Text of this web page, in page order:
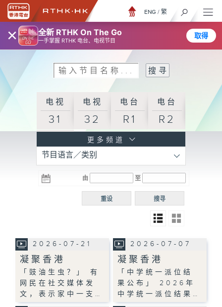
× 全新 RTHK On The Go
一手掌握 RTHK 电台、电视节目
取得
ENG / 繁
电视
31
电视
32
电台
R1
电台
R2
R3
电台 电台
R5
电台
普通
更多频道
节目语言／类别
由 至
搜寻
重设
2026-07-21
凝聚香港
「豉油生虫？」 有
网民在社交媒体发
文，表示家中一支…
2026-07-07
凝聚香港
「中学统一派位结
果公布」 2026年
中学统一派位结果…